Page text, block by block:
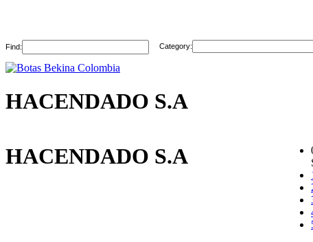
Find: Category:
HACENDADO S.A
HACENDADO S.A